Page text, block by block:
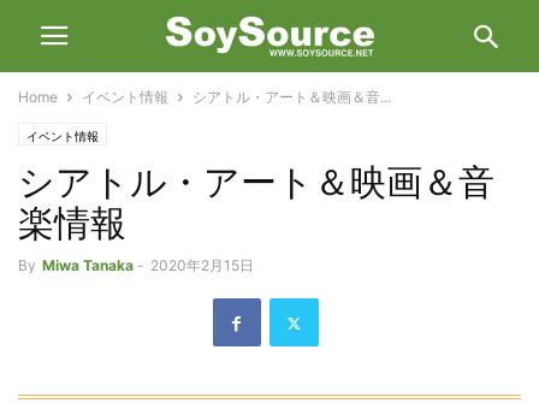
Home イベント情報 シアトル・アート＆映画＆音...
イベント情報
シアトル・アート＆映画＆音
楽情報
By Miwa Tanaka - 2020年2月15日